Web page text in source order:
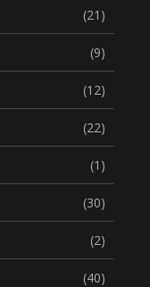
(21)
(9)
(12)
(22)
(1)
(30)
(2)
(40)